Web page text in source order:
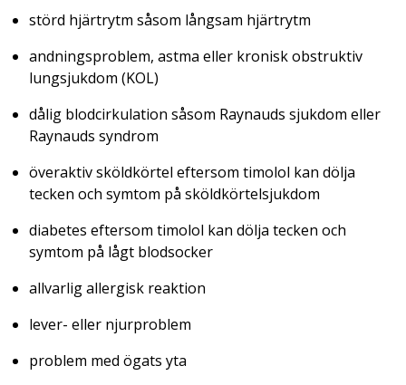
störd hjärtrytm såsom långsam hjärtrytm
andningsproblem, astma eller kronisk obstruktiv
lungsjukdom (KOL)
dålig blodcirkulation såsom Raynauds sjukdom eller
Raynauds syndrom
överaktiv sköldkörtel eftersom timolol kan dölja
tecken och symtom på sköldkörtelsjukdom
diabetes eftersom timolol kan dölja tecken och
symtom på lågt blodsocker
allvarlig allergisk reaktion
lever- eller njurproblem
problem med ögats yta